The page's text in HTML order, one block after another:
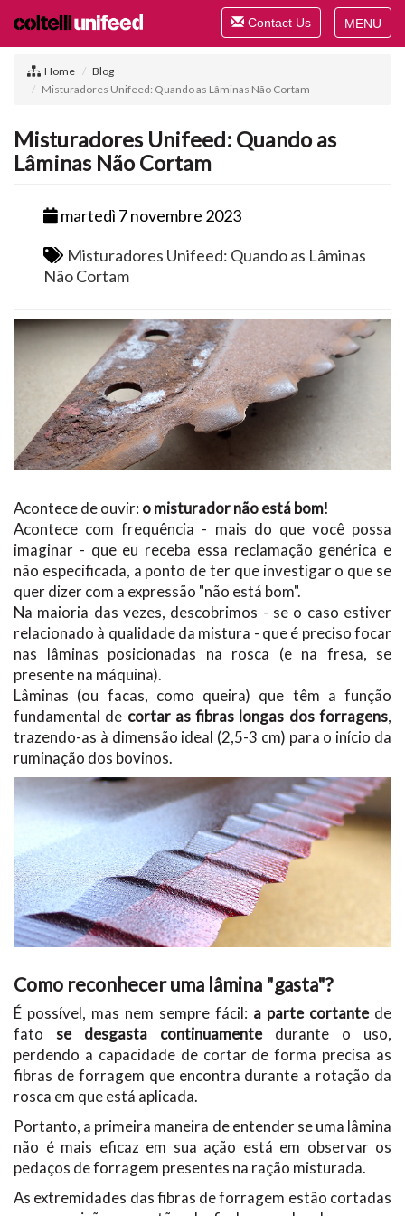
Toggle
Toggle
navigation
Contact Us
Home
Blog
Misturadores Unifeed: Quando as Lâminas Não Cortam
Misturadores Unifeed: Quando as
Lâminas Não Cortam
martedì 7 novembre 2023
Misturadores Unifeed: Quando as Lâminas
Não Cortam
Acontece de ouvir: o misturador não está bom!
Acontece com frequência - mais do que você possa
imaginar - que eu receba essa reclamação genérica e
não especificada, a ponto de ter que investigar o que se
quer dizer com a expressão "não está bom".
Na maioria das vezes, descobrimos - se o caso estiver
relacionado à qualidade da mistura - que é preciso focar
nas lâminas posicionadas na rosca (e na fresa, se
presente na máquina).
Lâminas (ou facas, como queira) que têm a função
fundamental de cortar as fibras longas dos forragens,
trazendo-as à dimensão ideal (2,5-3 cm) para o início da
ruminação dos bovinos.
Como reconhecer uma lâmina "gasta"?
É possível, mas nem sempre fácil: a parte cortantede
fato se desgasta continuamentedurante o uso,
perdendo a capacidade de cortar de forma precisa as
fibras de forragem que encontra durante a rotação da
rosca em que está aplicada.
Portanto, a primeira maneira de entender se uma lâmina
não é mais eficaz em sua ação está em observar os
pedaços de forragem presentes na ração misturada.
As extremidades das fibras de forragem estão cortadas